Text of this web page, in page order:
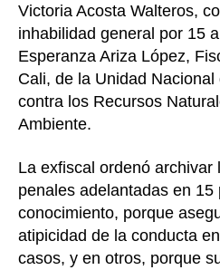
Victoria Acosta Walteros,
inhabilidad general por 15
Esperanza Ariza López,
Cali, de la Unidad
contra los Recursos
Ambiente.
La exfiscal ordenó archivar
penales adelantadas en 15
conocimiento, porque
atipicidad de la conducta
casos, y en otros, porque